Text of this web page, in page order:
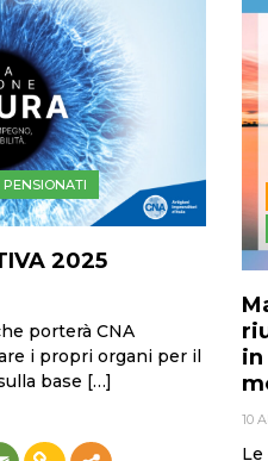
PENSIONATI
2025
porterà CNA
i propri organi per il
base […]
in
10
Le